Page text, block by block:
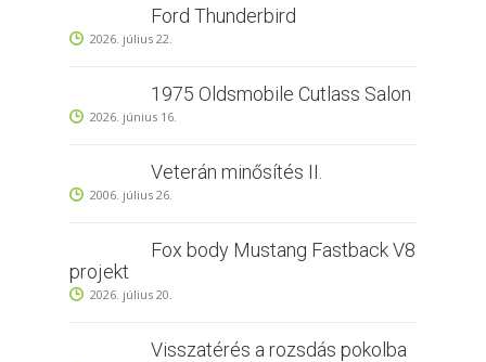
Ford Thunderbird
2026. július 22.
1975 Oldsmobile Cutlass Salon
2026. június 16.
Veterán minősítés II.
2006. július 26.
Fox body Mustang Fastback V8
projekt
2026. július 20.
Visszatérés a rozsdás pokolba